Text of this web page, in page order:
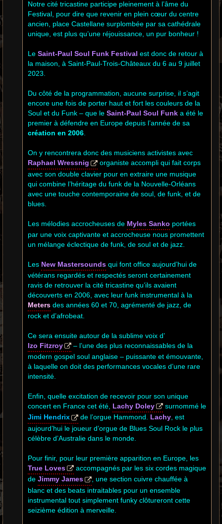
Notre cité tricastine participe pleinement à l’âme du
Festival, pour dire que revenir en plein cœur du centre
ancien, place Castellane surplombée par sa cathédrale
unique, est plus qu’une réjouissance, un pur bonheur !
Le Saint-Paul Soul Funk Festival est donc de retour à
la maison, à Saint-Paul-Trois-Châteaux du 6 au 9 juillet
2023.
Du côté de la programmation, aucune surprise, il s’agit
encore une fois de porter haut et fort les couleurs de la
Soul et du Funk – que le Saint-Paul Soul Funk a été le
premier à défendre en Europe depuis l’année de sa
création en 2006.
On y rencontrera donc des musiciens activistes avec
Raphael Wressnig
organiste accompli qui fait corps
avec son double clavier pour en extraire une musique
qui combine l’héritage du funk de la Nouvelle-Orléans
avec une touche contemporaine de soul, de funk, et de
blues.
Les mélodies accrocheuses de Myles Sanko portées
par une voix captivante et accrocheuse nous promettent
un mélange éclectique de funk, de soul et de jazz.
Les New Mastersounds qui font office aujourd’hui de
vétérans regardés et respectés seront certainement
ravis de retrouver la cité tricastine qu’ils avaient
découverts en 2006, avec leur funk instrumental à la
Meters des années 60 et 70, agrémenté de jazz, de
rock et d’afrobeat.
Ce sera ensuite autour de la sublime voix d’
Izo Fitzroy
– l’une des plus reconnaissables de la
modern gospel soul anglaise – puissante et émouvante,
à laquelle on doit des performances vocales d’une rare
intensité.
Enfin, quelle excitation de recevoir pour son unique
concert en France cet été,
Lachy Doley
surnommé le
Jimi Hendrix
de l’orgue Hammond. Lachy, est
aujourd’hui le joueur d’orgue de Blues Soul Rock le plus
célèbre d’Australie dans le monde.
Pour finir, pour leur première apparition en Europe, les
True Loves
accompagnés par les six cordes magique
de Jimmy James
, une section cuivre chauffée à
blanc et des beats intraitables pour un ensemble
instrumental tout simplement funky clôtureront cette
seizième édition à merveille.